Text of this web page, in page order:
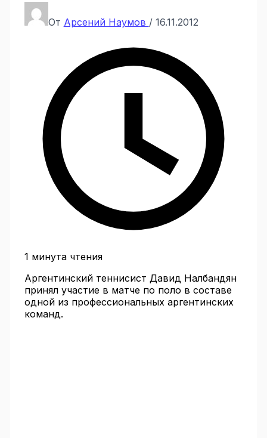
От Арсений Наумов / 16.11.2012
1 минута чтения
Аргентинский теннисист Давид Налбандян
принял участие в матче по поло в составе
одной из профессиональных аргентинских
команд.